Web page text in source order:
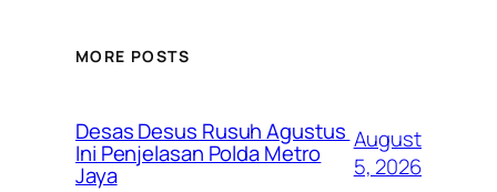
MORE POSTS
Desas Desus Rusuh Agustus
Ini Penjelasan Polda Metro
Jaya
August
5, 2026